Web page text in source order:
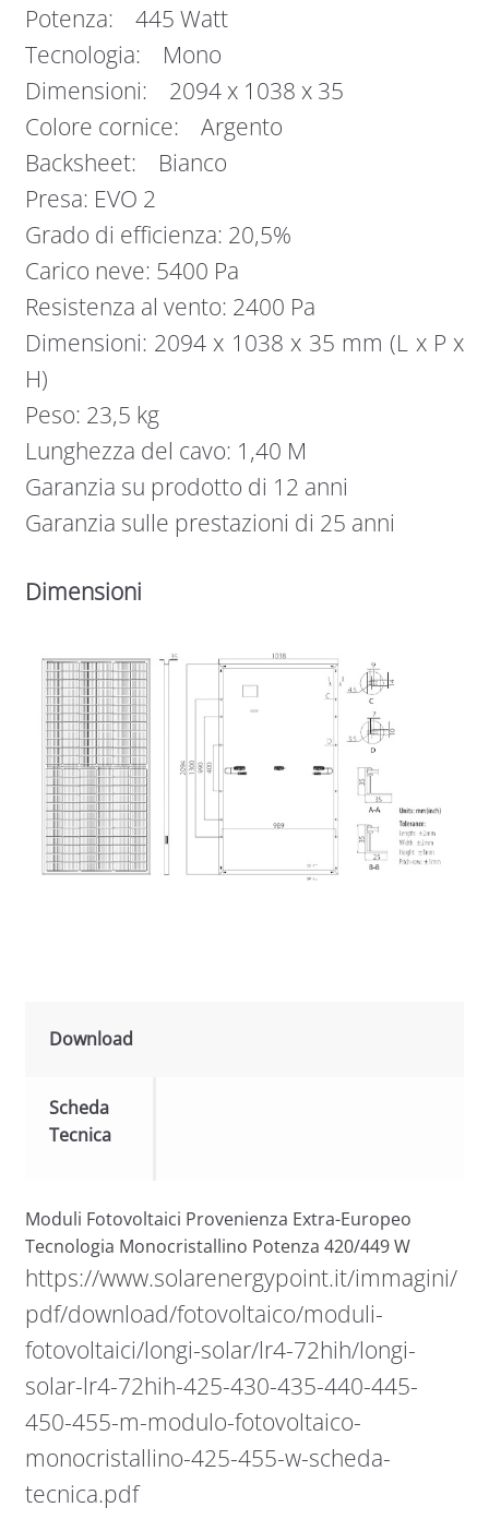
Potenza: 445 Watt
Tecnologia: Mono
Dimensioni: 2094 x 1038 x 35
Colore cornice: Argento
Backsheet: Bianco
Presa: EVO 2
Grado di efficienza: 20,5%
Carico neve: 5400 Pa
Resistenza al vento: 2400 Pa
Dimensioni: 2094 x 1038 x 35 mm (L x P x
H)
Peso: 23,5 kg
Lunghezza del cavo: 1,40 M
Garanzia su prodotto di 12 anni
Garanzia sulle prestazioni di 25 anni
Dimensioni
Download
Scheda
Tecnica
Moduli Fotovoltaici Provenienza Extra-Europeo
Tecnologia Monocristallino Potenza 420/449 W
https://www.solarenergypoint.it/immagini/
pdf/download/fotovoltaico/moduli-
fotovoltaici/longi-solar/lr4-72hih/longi-
solar-lr4-72hih-425-430-435-440-445-
450-455-m-modulo-fotovoltaico-
monocristallino-425-455-w-scheda-
tecnica.pdf